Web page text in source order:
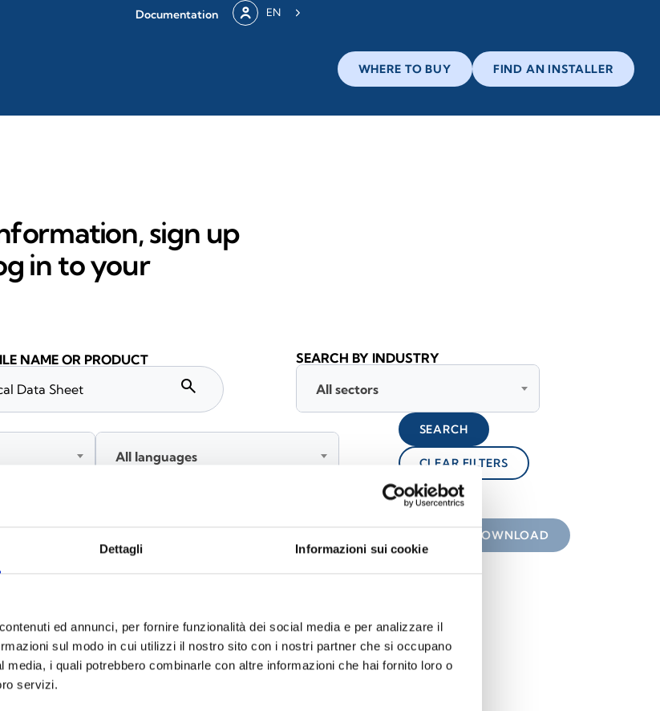
Dettagli Informazioni sui cookie
ed annunci, per fornire funzionalità dei social media e per analizzare il
sul modo in cui utilizzi il nostro sito con i nostri partner che si occupano
media, i quali potrebbero combinarle con altre informazioni che hai fornito loro o
servizi.
Documentation EN
WHERE TO BUY FIND AN INSTALLER
sign up
in to your
DOWNLOAD
NAME OR PRODUCT
search
SEARCH BY INDUSTRY
All sectors
All languages
SEARCH
CLEAR FILTERS